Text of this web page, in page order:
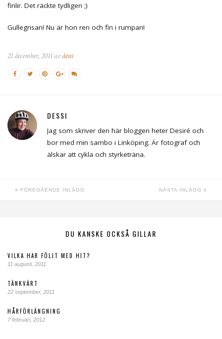
finlir. Det räckte tydligen ;)
Gullegrisan! Nu är hon ren och fin i rumpan!
21 december, 2011 avdessi
DESSI
Jag som skriver den här bloggen heter Desiré och
bor med min sambo i Linköping. Är fotograf och
älskar att cykla och styrketräna.
FÖREGÅENDE INLÄGG NÄSTA INLÄGG
DU KANSKE OCKSÅ GILLAR
VILKA HAR FÖLJT MED HIT?
11 augusti, 2011
TÄNKVÄRT
22 september, 2011
HÅRFÖRLÄNGNING
7 februari, 2012